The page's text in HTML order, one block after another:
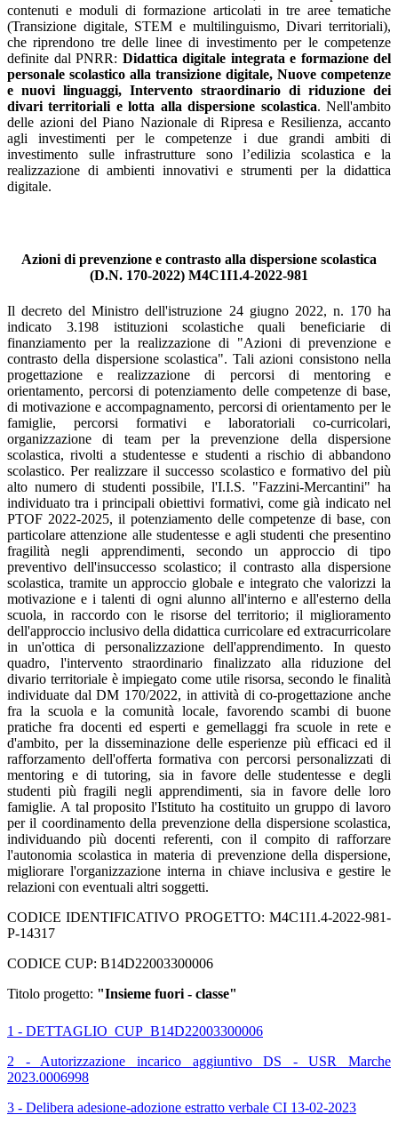
contenuti e moduli di formazione articolati in tre aree tematiche
(Transizione digitale, STEM e multilinguismo, Divari territoriali),
che riprendono tre delle linee di investimento per le competenze
definite dal PNRR: Didattica digitale integrata e formazione del
personale scolastico alla transizione digitale, Nuove competenze
e nuovi linguaggi, Intervento straordinario di riduzione dei
divari territoriali e lotta alla dispersione scolastica. Nell'ambito
delle azioni del Piano Nazionale di Ripresa e Resilienza, accanto
agli investimenti per le competenze i due grandi ambiti di
investimento sulle infrastrutture sono l’edilizia scolastica e la
realizzazione di ambienti innovativi e strumenti per la didattica
digitale.
Azioni di prevenzione e contrasto alla dispersione scolastica
(D.N. 170-2022) M4C1I1.4-2022-981
Il decreto del Ministro dell'istruzione 24 giugno 2022, n. 170 ha
indicato 3.198 istituzioni scolastiche quali beneficiarie di
finanziamento per la realizzazione di "Azioni di prevenzione e
contrasto della dispersione scolastica". Tali azioni consistono nella
progettazione e realizzazione di percorsi di mentoring e
orientamento, percorsi di potenziamento delle competenze di base,
di motivazione e accompagnamento, percorsi di orientamento per le
famiglie, percorsi formativi e laboratoriali co-curricolari,
organizzazione di team per la prevenzione della dispersione
scolastica, rivolti a studentesse e studenti a rischio di abbandono
scolastico. Per realizzare il successo scolastico e formativo del più
alto numero di studenti possibile, l'I.I.S. "Fazzini-Mercantini" ha
individuato tra i principali obiettivi formativi, come già indicato nel
PTOF 2022-2025, il potenziamento delle competenze di base, con
particolare attenzione alle studentesse e agli studenti che presentino
fragilità negli apprendimenti, secondo un approccio di tipo
preventivo dell'insuccesso scolastico; il contrasto alla dispersione
scolastica, tramite un approccio globale e integrato che valorizzi la
motivazione e i talenti di ogni alunno all'interno e all'esterno della
scuola, in raccordo con le risorse del territorio; il miglioramento
dell'approccio inclusivo della didattica curricolare ed extracurricolare
in un'ottica di personalizzazione dell'apprendimento. In questo
quadro, l'intervento straordinario finalizzato alla riduzione del
divario territoriale è impiegato come utile risorsa, secondo le finalità
individuate dal DM 170/2022, in attività di co-progettazione anche
fra la scuola e la comunità locale, favorendo scambi di buone
pratiche fra docenti ed esperti e gemellaggi fra scuole in rete e
d'ambito, per la disseminazione delle esperienze più efficaci ed il
rafforzamento dell'offerta formativa con percorsi personalizzati di
mentoring e di tutoring, sia in favore delle studentesse e degli
studenti più fragili negli apprendimenti, sia in favore delle loro
famiglie. A tal proposito l'Istituto ha costituito un gruppo di lavoro
per il coordinamento della prevenzione della dispersione scolastica,
individuando più docenti referenti, con il compito di rafforzare
l'autonomia scolastica in materia di prevenzione della dispersione,
migliorare l'organizzazione interna in chiave inclusiva e gestire le
relazioni con eventuali altri soggetti.
CODICE IDENTIFICATIVO PROGETTO: M4C1I1.4-2022-981-
P-14317
CODICE CUP: B14D22003300006
Titolo progetto: "Insieme fuori - classe"
1 - DETTAGLIO_CUP_B14D22003300006
2 - Autorizzazione incarico aggiuntivo DS - USR Marche
2023.0006998
3 - Delibera adesione-adozione estratto verbale CI 13-02-2023